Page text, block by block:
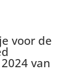
voor de
van